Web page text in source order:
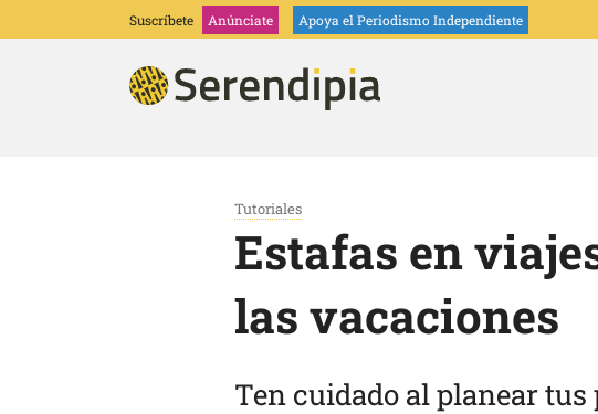
Suscríbete Anúnciate Apoya el Periodismo Independiente
Tutoriales
Estafas en
las vacaciones
Ten cuidado al planear